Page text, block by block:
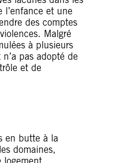
l’enfance et une
des comptes
Malgré
à plusieurs
pas adopté de
et de
en butte à la
domaines,